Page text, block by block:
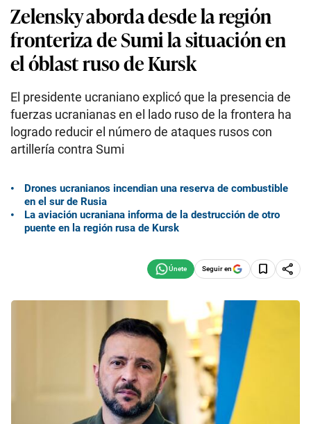
Zelensky aborda desde la región
fronteriza de Sumi la situación en
el óblast ruso de Kursk
El presidente ucraniano explicó que la presencia de
fuerzas ucranianas en el lado ruso de la frontera ha
logrado reducir el número de ataques rusos con
artillería contra Sumi
Drones ucranianos incendian una reserva de combustible
en el sur de Rusia
La aviación ucraniana informa de la destrucción de otro
puente en la región rusa de Kursk
Seguir en